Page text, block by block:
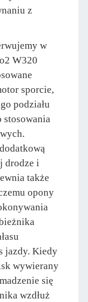
z
w
W320
sporcie,
podziału
stosowania
drodze i
także
opony
jazdy. Kiedy
wywierany
się
wzdłuż